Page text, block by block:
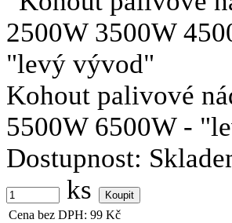
Kohout palivové
5500W 6500W -
Dostupnost:
ks
Cena bez DPH: 99 Kč